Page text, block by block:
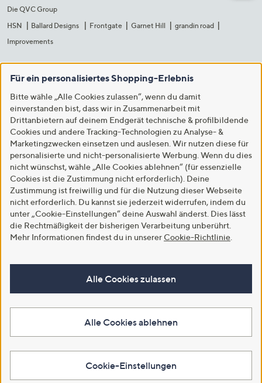
Die QVC Group
HSN
Ballard Designs Frontgate Garnet Hill
grandin road
Improvements
Für ein personalisiertes Shopping-Erlebnis
Bitte wähle „Alle Cookies zulassen“, wenn du damit
einverstanden bist, dass wir in Zusammenarbeit mit
Drittanbietern auf deinem Endgerät technische & profilbildende
Cookies und andere Tracking-Technologien zu Analyse- &
Marketingzwecken einsetzen und auslesen. Wir nutzen diese für
personalisierte und nicht-personalisierte Werbung. Wenn du dies
nicht wünschst, wähle „Alle Cookies ablehnen“ (für essenzielle
Cookies ist die Zustimmung nicht erforderlich). Deine
Zustimmung ist freiwillig und für die Nutzung dieser Webseite
nicht erforderlich. Du kannst sie jederzeit widerrufen, indem du
unter „Cookie-Einstellungen“ deine Auswahl änderst. Dies lässt
die Rechtmäßigkeit der bisherigen Verarbeitung unberührt.
Mehr Informationen findest du in unserer Cookie-Richtlinie
Alle Cookies zulassen
Alle Cookies ablehnen
Cookie-Einstellungen